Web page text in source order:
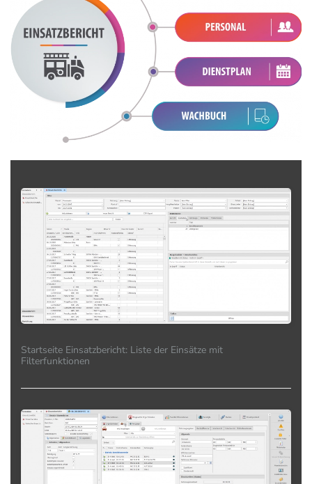
Startseite Einsatzbericht: Liste der Einsätze mit
Filterfunktionen